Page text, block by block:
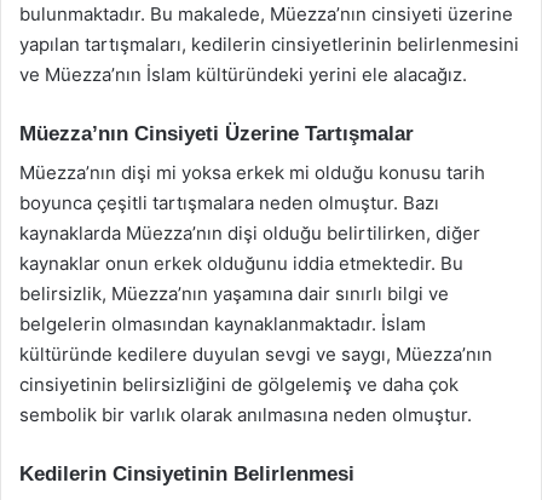
bulunmaktadır. Bu makalede, Müezza’nın cinsiyeti üzerine
yapılan tartışmaları, kedilerin cinsiyetlerinin belirlenmesini
ve Müezza’nın İslam kültüründeki yerini ele alacağız.
Müezza’nın Cinsiyeti Üzerine Tartışmalar
Müezza’nın dişi mi yoksa erkek mi olduğu konusu tarih
boyunca çeşitli tartışmalara neden olmuştur. Bazı
kaynaklarda Müezza’nın dişi olduğu belirtilirken, diğer
kaynaklar onun erkek olduğunu iddia etmektedir. Bu
belirsizlik, Müezza’nın yaşamına dair sınırlı bilgi ve
belgelerin olmasından kaynaklanmaktadır. İslam
kültüründe kedilere duyulan sevgi ve saygı, Müezza’nın
cinsiyetinin belirsizliğini de gölgelemiş ve daha çok
sembolik bir varlık olarak anılmasına neden olmuştur.
Kedilerin Cinsiyetinin Belirlenmesi